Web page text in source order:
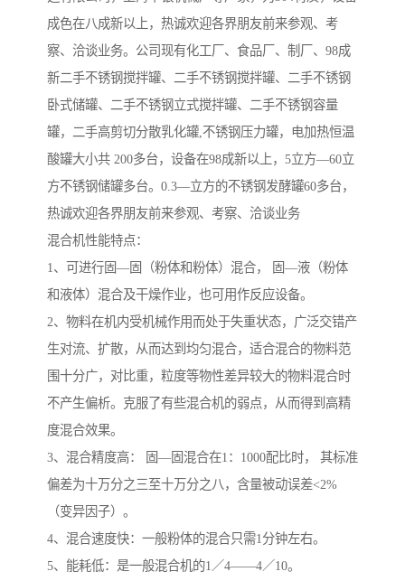
成色在八成新以上，热诚欢迎各界朋友前来参观、考
察、洽谈业务。公司现有化工厂、食品厂、制厂、98成
新二手不锈钢搅拌罐、二手不锈钢搅拌罐、二手不锈钢
卧式储罐、二手不锈钢立式搅拌罐、二手不锈钢容量
罐，二手高剪切分散乳化罐,不锈钢压力罐，电加热恒温
酸罐大小共 200多台，设备在98成新以上，5立方—60立
方不锈钢储罐多台。0.3—立方的不锈钢发酵罐60多台，
热诚欢迎各界朋友前来参观、考察、洽谈业务
混合机性能特点：
1、可进行固—固（粉体和粉体）混合， 固—液（粉体
和液体）混合及干燥作业，也可用作反应设备。
2、物料在机内受机械作用而处于失重状态，广泛交错产
生对流、扩散，从而达到均匀混合，适合混合的物料范
围十分广，对比重，粒度等物性差异较大的物料混合时
不产生偏析。克服了有些混合机的弱点，从而得到高精
度混合效果。
3、混合精度高： 固—固混合在1：1000配比时， 其标准
偏差为十万分之三至十万分之八，含量被动误差<2%
（变异因子）。
4、混合速度快：一般粉体的混合只需1分钟左右。
5、能耗低：是一般混合机的1／4——4／10。